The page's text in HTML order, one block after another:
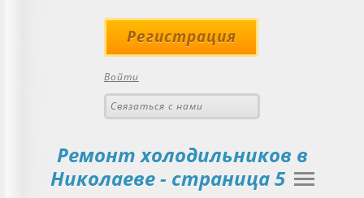
Регистрация
Войти
Связаться с нами
Ремонт холодильников в
Николаеве- страница 5